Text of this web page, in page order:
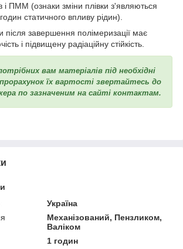
і ПММ (ознаки зміни плівки з'являються
статичного впливу рідин).
після завершення полімеризації має
і підвищену радіаційну стійкість.
вам матеріалів під необхідні
їх вартості звертайтесь до
по зазначеним на сайті контактам.
Україна
Механізований, Пензликом,
Валіком
1 годин